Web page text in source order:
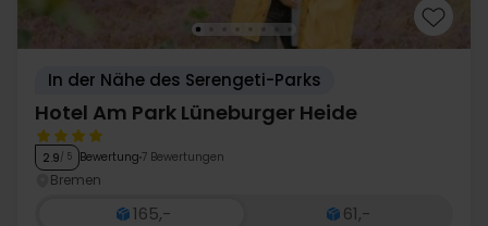
In der Nähe des Serengeti-Parks
Hotel Am Park Lüneburger Heide
2.9/ 5 Bewertung 7 Bewertungen
Bremen
165,-
61,-